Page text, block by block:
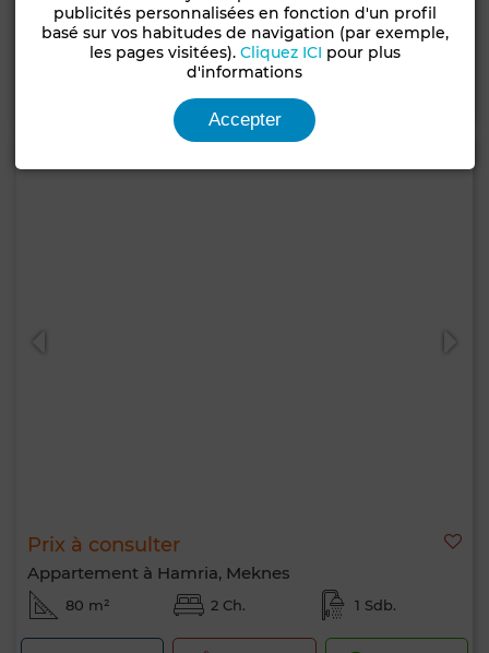
217 m² 3 Ch. 3 Sdb.
Prix à consulter
Appartement à Hamria, Meknes
80 m² 2 Ch. 1 Sdb.
publicités personnalisées en fonction d'un profil
basé sur vos habitudes de navigation (par exemple,
les pages visitées). Cliquez ICI pour plus
d'informations
Accepter